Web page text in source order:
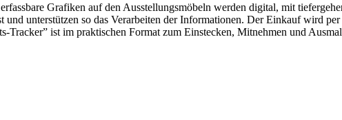
Grafiken auf den Ausstellungsmöbeln werden digital, mit
unterstützen so das Verarbeiten der Informationen. Der Einkauf wird
Tracker” ist im praktischen Format zum Einstecken, Mitnehmen und